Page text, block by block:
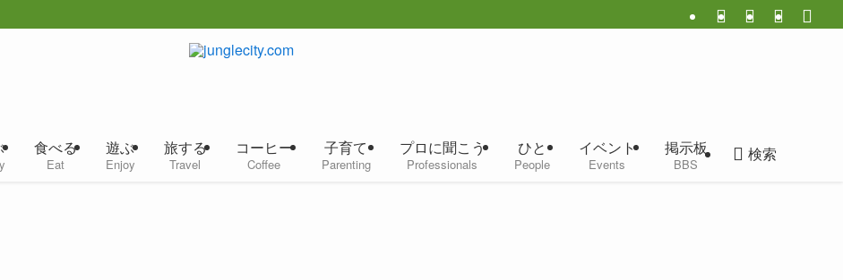
食べる
Eat
遊ぶ
Enjoy
旅する
Travel
コーヒー
Coffee
子育て
Parenting
プロに聞こう
Professionals
ひと
People
イベント
Events
掲示板
BBS
検索